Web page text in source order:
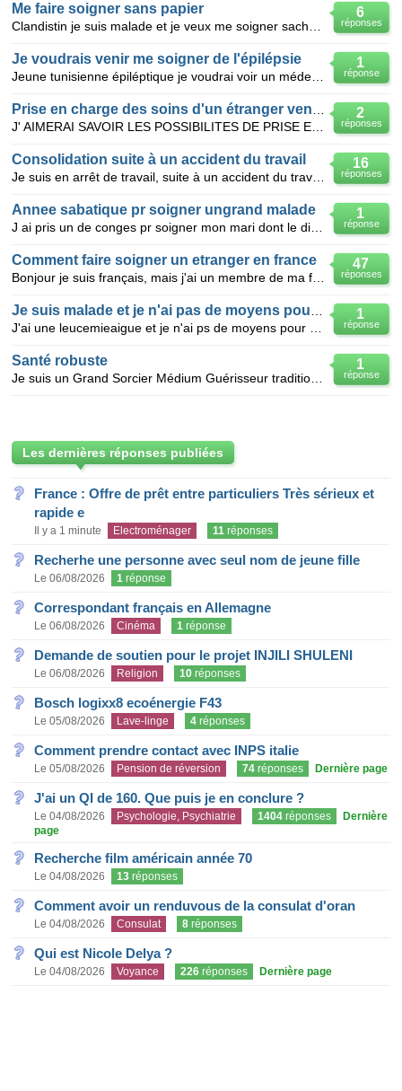
6
réponses
Me faire soigner sans papier
1
réponse
Je voudrais venir me soigner de l'épilépsie
2
réponses
16
réponses
Consolidation suite à un accident du travail
1
réponse
Annee sabatique pr soigner ungrand malade
47
réponses
Comment faire soigner un etranger en france
1
réponse
1
réponse
Santé robuste
Les dernières réponses publiées
France : Offre de prêt entre particuliers Très sérieux et
rapide e
Il y a 1 minute Electroménager 11 réponses
Recherhe une personne avec seul nom de jeune fille
Le 06/08/2026 1 réponse
Correspondant français en Allemagne
Le 06/08/2026 Cinéma 1 réponse
Demande de soutien pour le projet INJILI SHULENI
Le 06/08/2026 Religion 10 réponses
Bosch logixx8 ecoénergie F43
Le 05/08/2026 Lave-linge 4 réponses
Comment prendre contact avec INPS italie
Le 05/08/2026 Pension de réversion 74 réponses Dernière page
J'ai un QI de 160. Que puis je en conclure ?
Le 04/08/2026 Psychologie, Psychiatrie 1404 réponses
Dernière
page
Recherche film américain année 70
Le 04/08/2026 13 réponses
Comment avoir un renduvous de la consulat d'oran
Le 04/08/2026 Consulat 8 réponses
Qui est Nicole Delya ?
Le 04/08/2026 Voyance 226 réponses Dernière page